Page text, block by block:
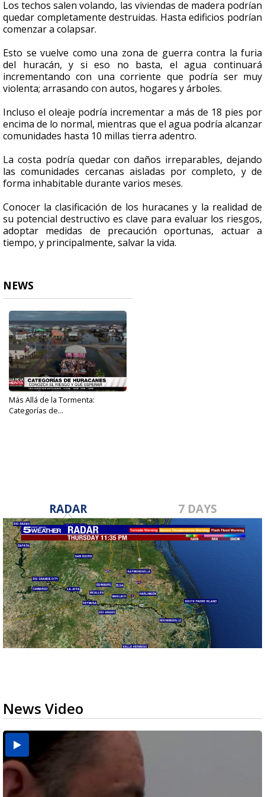
Los techos salen volando, las viviendas de madera podrían
quedar completamente destruidas. Hasta edificios podrían
comenzar a colapsar.
Esto se vuelve como una zona de guerra contra la furia
del huracán, y si eso no basta, el agua continuará
incrementando con una corriente que podría ser muy
violenta; arrasando con autos, hogares y árboles.
Incluso el oleaje podría incrementar a más de 18 pies por
encima de lo normal, mientras que el agua podría alcanzar
comunidades hasta 10 millas tierra adentro.
La costa podría quedar con daños irreparables, dejando
las comunidades cercanas aisladas por completo, y de
forma inhabitable durante varios meses.
Conocer la clasificación de los huracanes y la realidad de
su potencial destructivo es clave para evaluar los riesgos,
adoptar medidas de precaución oportunas, actuar a
tiempo, y principalmente, salvar la vida.
NEWS
Más Allá de la Tormenta:
Categorías de...
RADAR 7 DAYS
News Video